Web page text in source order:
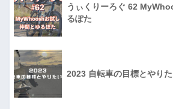
うぃくりーろぐ 62
るぽた
2023 自転車の目標とやり